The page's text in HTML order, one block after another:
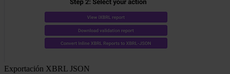
Exportación XBRL JSON